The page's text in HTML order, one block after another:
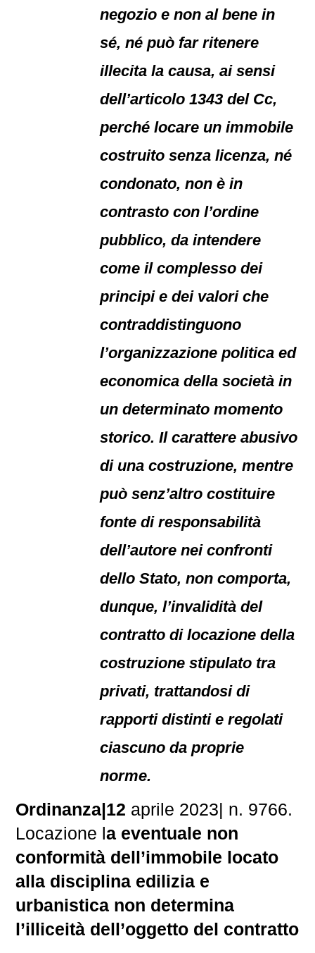
negozio e non al bene in
sé, né può far ritenere
illecita la causa, ai sensi
dell’articolo 1343 del Cc,
perché locare un immobile
costruito senza licenza, né
condonato, non è in
contrasto con l’ordine
pubblico, da intendere
come il complesso dei
principi e dei valori che
contraddistinguono
l’organizzazione politica ed
economica della società in
un determinato momento
storico. Il carattere abusivo
di una costruzione, mentre
può senz’altro costituire
fonte di responsabilità
dell’autore nei confronti
dello Stato, non comporta,
dunque, l’invalidità del
contratto di locazione della
costruzione stipulato tra
privati, trattandosi di
rapporti distinti e regolati
ciascuno da proprie
norme.
Ordinanza|12 aprile 2023| n. 9766.
Locazione la eventuale non
conformità dell’immobile locato
alla disciplina edilizia e
urbanistica non determina
l’illiceità dell’oggetto del contratto